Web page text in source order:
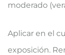
moderado
Aplicar en el
exposición.